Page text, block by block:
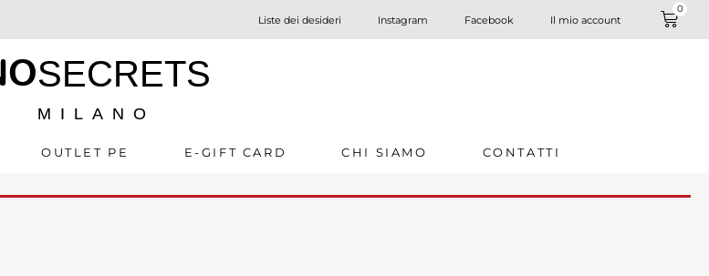
Liste dei desideri Instagram Facebook Il mio account
0
SECRETS
MILANO
OUTLET PE E-GIFT CARD CHI SIAMO CONTATTI